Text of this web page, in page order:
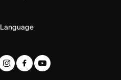
Language